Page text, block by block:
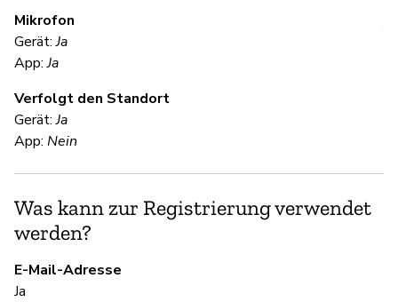
Mikrofon
Gerät:Ja
App:Ja
Verfolgt den Standort
Gerät:Ja
App: Nein
Was kann zur Registrierung verwendet
werden?
E-Mail-Adresse
Ja